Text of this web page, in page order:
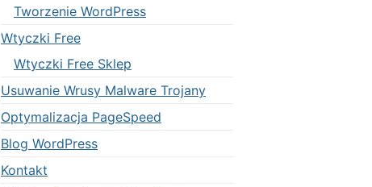
Tworzenie WordPress
Wtyczki Free
Wtyczki Free Sklep
Usuwanie Wrusy Malware Trojany
Optymalizacja PageSpeed
Blog WordPress
Kontakt